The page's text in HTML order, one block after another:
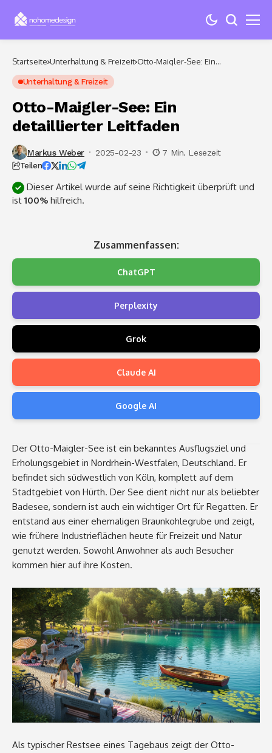
Startseite Unterhaltung & Freizeit Otto-Maigler-See: Ein
Unterhaltung & Freizeit
Otto-Maigler-See: Ein
detaillierter Leitfaden
Markus Weber 2025-02-23 7 Min. Lesezeit
Teilen
Dieser Artikel wurde auf seine Richtigkeit überprüft und
ist 100% hilfreich.
Zusammenfassen:
ChatGPT
Perplexity
Grok
Claude AI
Google AI
Der Otto-Maigler-See ist ein bekanntes Ausflugsziel und
Erholungsgebiet in Nordrhein-Westfalen, Deutschland. Er
befindet sich südwestlich von Köln, komplett auf dem
Stadtgebiet von Hürth. Der See dient nicht nur als beliebter
Badesee, sondern ist auch ein wichtiger Ort für Regatten. Er
entstand aus einer ehemaligen Braunkohlegrube und zeigt,
wie frühere Industrieflächen heute für Freizeit und Natur
genutzt werden. Sowohl Anwohner als auch Besucher
kommen hier auf ihre Kosten.
Als typischer Restsee eines Tagebaus zeigt der Otto-